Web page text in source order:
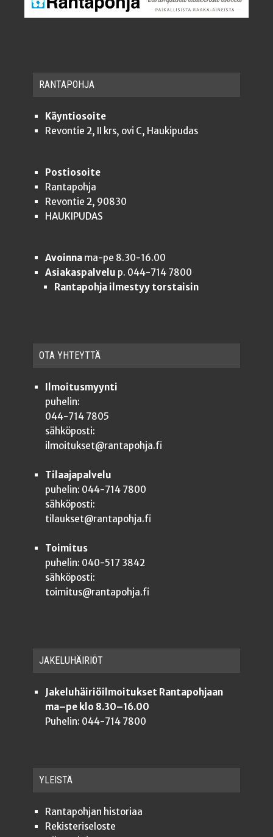
RAN­TA­POH­JA
Käyntiosoite
Revontie 2, II krs, ovi C, Haukipudas
Postiosoite
Rantapohja
Revontie 2, 90830
HAUKIPUDAS
Avoinnama-pe 8.30-16.00
Asiakaspalvelu p. 044-714 7800
Rantapohja ilmestyy torstaisin
OTA YHTEYT­TÄ
Ilmoitusmyynti
puhelin:
044-714 7805
sähköposti:
ilmoitukset@rantapohja.fi
Tilaajapalvelu
puhelin: 044-714 7800
sähköposti:
tilaukset@rantapohja.fi
Toimitus
puhelin: 040-517 3842
sähköposti:
toimitus@rantapohja.fi
JAKE­LU­HÄI­RIÖT
Jakeluhäiriöilmoitukset Rantapohjaan
ma–pe klo 8.30–16.00
Puhelin: 044-714 7800
YLEISTÄ
Ran­ta­poh­jan historiaa
Rekis­te­ri­se­los­te